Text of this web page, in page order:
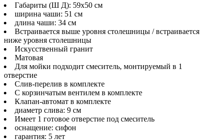
Габариты (Ш Д): 59x50 см
ширина чаши: 51 см
длина чаши: 34 см
Встраивается выше уровня столешницы / встраивается
ниже уровня столешницы
Искусственный гранит
Матовая
Для мойки подходит смеситель, монтируемый в 1
отверстие
Слив-перелив в комплекте
С корзинчатым вентилем в комплекте
Клапан-автомат в комплекте
диаметр слива: 9 см
Имеет 1 готовое отверстие под смеситель
оснащение: сифон
гарантия: 5 лет